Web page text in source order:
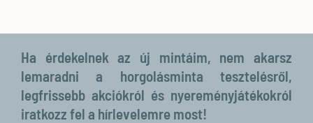
Ha érdekelnek az új mintáim, nem akarsz
lemaradni a horgolásminta tesztelésről,
legfrissebb akciókról és nyereményjátékokról
iratkozz fel a hírlevelemre most!